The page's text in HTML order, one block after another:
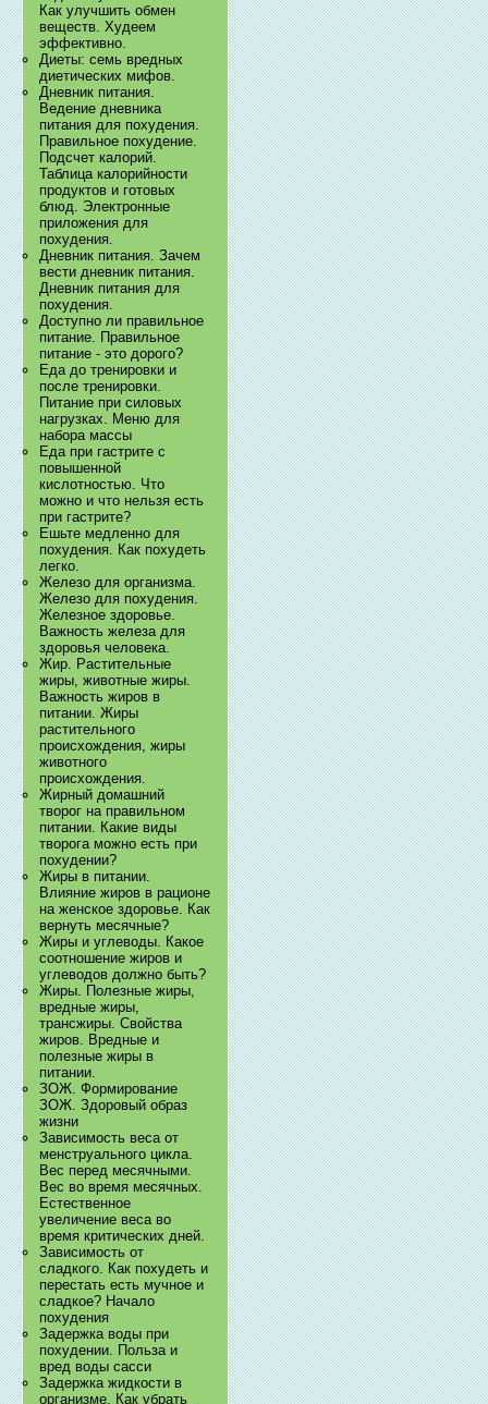
Как улучшить обмен
веществ. Худеем
эффективно.
Диеты: семь вредных
диетических мифов.
Дневник питания.
Ведение дневника
питания для похудения.
Правильное похудение.
Подсчет калорий.
Таблица калорийности
продуктов и готовых
блюд. Электронные
приложения для
похудения.
Дневник питания. Зачем
вести дневник питания.
Дневник питания для
похудения.
Доступно ли правильное
питание. Правильное
питание - это дорого?
Еда до тренировки и
после тренировки.
Питание при силовых
нагрузках. Меню для
набора массы
Еда при гастрите с
повышенной
кислотностью. Что
можно и что нельзя есть
при гастрите?
Ешьте медленно для
похудения. Как похудеть
легко.
Железо для организма.
Железо для похудения.
Железное здоровье.
Важность железа для
здоровья человека.
Жир. Растительные
жиры, животные жиры.
Важность жиров в
питании. Жиры
растительного
происхождения, жиры
животного
происхождения.
Жирный домашний
творог на правильном
питании. Какие виды
творога можно есть при
похудении?
Жиры в питании.
Влияние жиров в рационе
на женское здоровье. Как
вернуть месячные?
Жиры и углеводы. Какое
соотношение жиров и
углеводов должно быть?
Жиры. Полезные жиры,
вредные жиры,
трансжиры. Свойства
жиров. Вредные и
полезные жиры в
питании.
ЗОЖ. Формирование
ЗОЖ. Здоровый образ
жизни
Зависимость веса от
менструального цикла.
Вес перед месячными.
Вес во время месячных.
Естественное
увеличение веса во
время критических дней.
Зависимость от
сладкого. Как похудеть и
перестать есть мучное и
сладкое? Начало
похудения
Задержка воды при
похудении. Польза и
вред воды сасси
Задержка жидкости в
организме. Как убрать